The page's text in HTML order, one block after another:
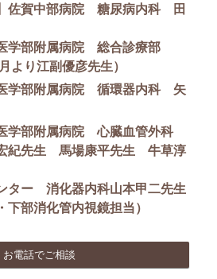
】佐賀中部病院 糖尿病内科 田
学部附属病院 総合診療部
より江副優彦先生）
医学部附属病院 循環器内科 矢
医学部附属病院 心臓血管外科
紀先生 馬場康平先生 牛草淳
ター 消化器内科山本甲二先生
下部消化管内視鏡担当）
お電話でご相談